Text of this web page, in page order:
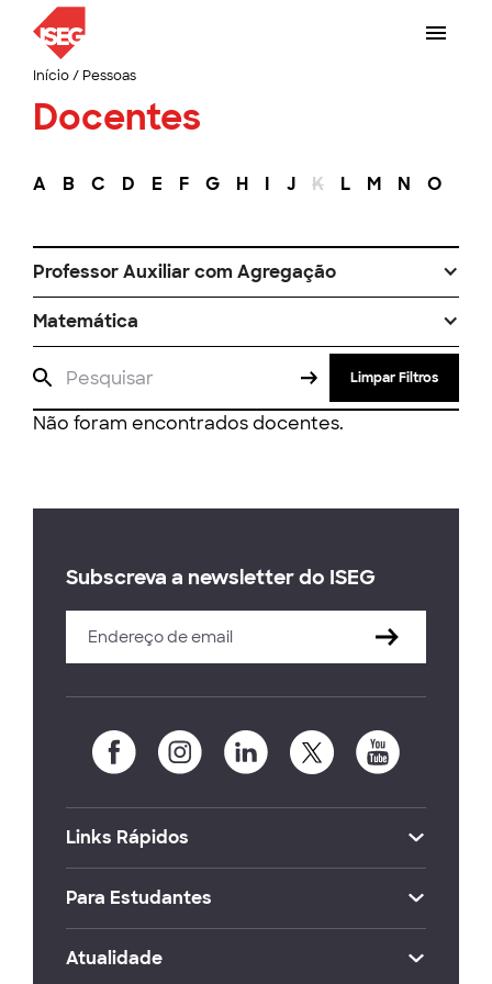
Início/ Pessoas
Docentes
A B C D E F G H I J K L M N O
Professor Auxiliar com Agregação
Matemática
Limpar Filtros
Não foram encontrados docentes.
Subscreva a newsletter do ISEG
Links Rápidos
Para Estudantes
Atualidade